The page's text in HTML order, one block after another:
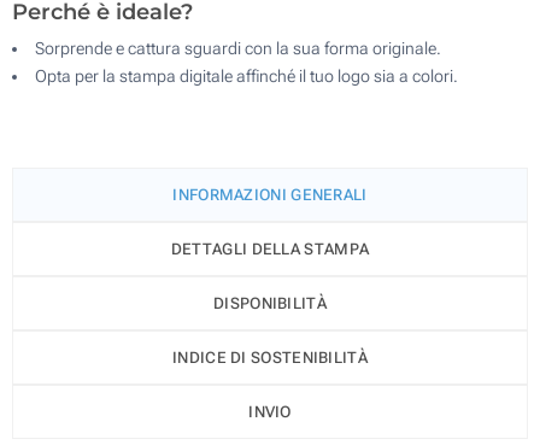
Perché è ideale?
Sorprende e cattura sguardi con la sua forma originale.
Opta per la stampa digitale affinché il tuo logo sia a colori.
INFORMAZIONI GENERALI
DETTAGLI DELLA STAMPA
DISPONIBILITÀ
INDICE DI SOSTENIBILITÀ
INVIO